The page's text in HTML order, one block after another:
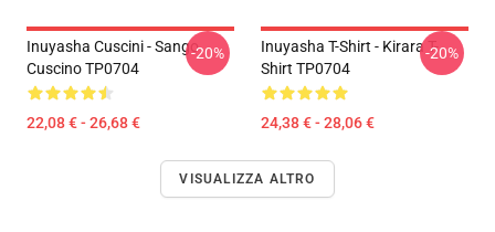
Inuyasha Cuscini - Sango
Cuscino TP0704
22,08 € - 26,68 €
-20%
Inuyasha T-Shirt - Kirara T-
Shirt TP0704
24,38 € - 28,06 €
-20%
VISUALIZZA ALTRO